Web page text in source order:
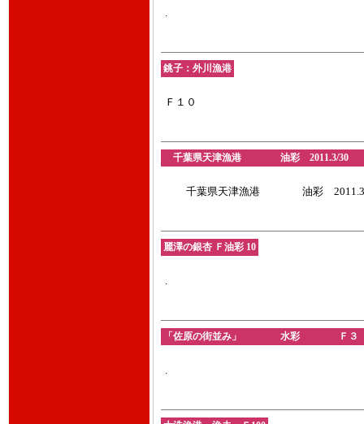
.
銚子：外川漁港
Ｆ１０
千葉県天津漁港 油彩 2011.3/
千葉県天津漁港 油彩
麗澤の銀杏 Ｆ油彩 10
.
「佐原の街並み」 水彩 Ｆ３
.